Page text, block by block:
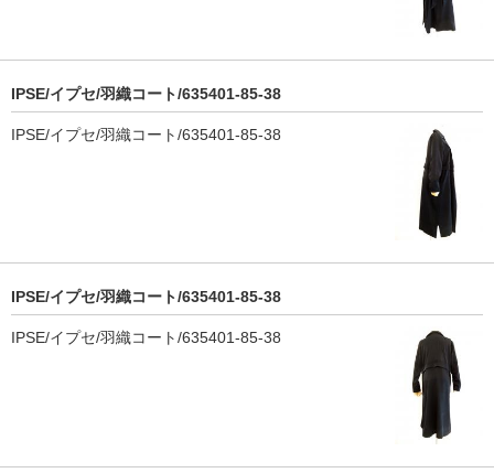
IPSE/イプセ/羽織コート/635401-85-38
IPSE/イプセ/羽織コート/635401-85-38
IPSE/イプセ/羽織コート/635401-85-38
IPSE/イプセ/羽織コート/635401-85-38